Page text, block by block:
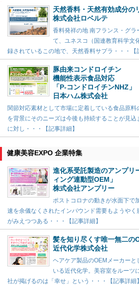
天然香料・天然有効成分の
株式会社ロベルテ
香料発祥の地 南フランス・グラ
て、ユネスコ（国連教育科学文
録されているこの地で、天然香料サプラ・・・【
豚由来コンドロイチン
機能性表示食品対応
「P-コンドロイチンNHZ」
日本ハム株式会社
関節対応素材として市場に定着している食品原
を背景にそのニーズは今後も持続することが見
に対し・・・【記事詳細】
健康美容EXPO 企業特集
進化系受託製造のアンプリ
ィング連動型OEM」
株式会社アンプリー
ポストコロナの動きが水面下で
速を余儀なくされたインバウンド需要もようやく
がみえつつある・・・【記事詳細】
髪を知り尽くす唯一無二の
近代化学株式会社
ヘアケア製品のOEMメーカーと
いる近代化学。美容室をルーツ
社が掲げるのは「幸せ」という・・・【記事詳細】